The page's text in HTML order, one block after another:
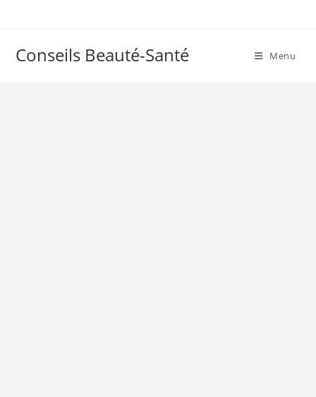
Conseils Beauté-Santé Menu